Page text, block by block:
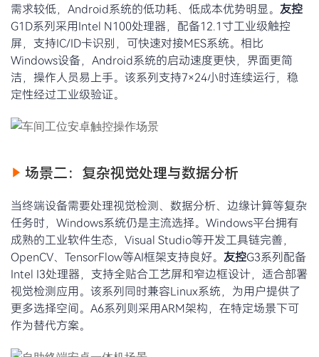
需求较低，Android系统的低功耗、低成本优势明显。 友控
G1D系列采用Intel N100处理器，配备12.1寸工业级触控
屏，支持IC/ID卡识别，可快速对接MES系统。相比
Windows设备，Android系统的启动速度更快，界面更简
洁，操作人员易上手。该系列支持7×24小时连续运行，稳
定性经过工业级验证。
场景二：复杂视觉处理与数据分析
当终端设备需要处理视觉检测、数据分析、边缘计算等复杂
任务时，Windows系统仍是主流选择。Windows平台拥有
成熟的工业软件生态，Visual Studio等开发工具链完善，
OpenCV、TensorFlow等AI框架支持良好。 友控G3系列配备
Intel I3处理器，支持全贴合工艺屏和窄边框设计，适合部署
视觉检测应用。该系列同时兼容Linux系统，为用户提供了
更多选择空间。A6系列则采用ARM架构，在特定场景下可
作为替代方案。